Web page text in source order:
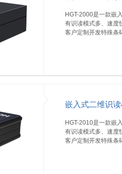
HGT-2000是一款嵌
有识读模式多、速度
客户定制开发特殊条
嵌入式二维识
HGT-2010是一款嵌
有识读模式多、速度
客户定制开发特殊条